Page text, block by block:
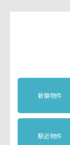
新築物件
駅近物件